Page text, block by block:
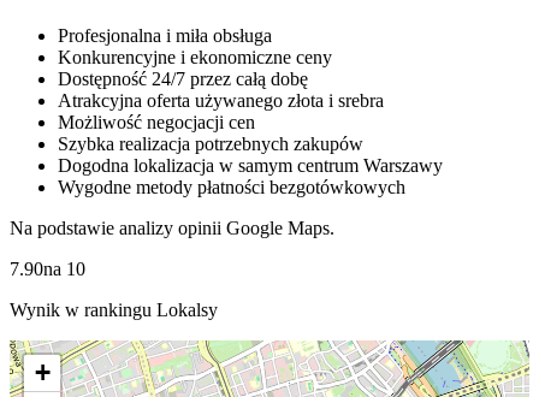
Profesjonalna i miła obsługa
Konkurencyjne i ekonomiczne ceny
Dostępność 24/7 przez całą dobę
Atrakcyjna oferta używanego złota i srebra
Możliwość negocjacji cen
Szybka realizacja potrzebnych zakupów
Dogodna lokalizacja w samym centrum Warszawy
Wygodne metody płatności bezgotówkowych
Na podstawie analizy opinii Google Maps.
7.90na 10
Wynik w rankingu Lokalsy
+